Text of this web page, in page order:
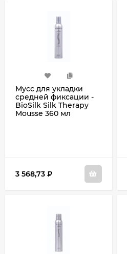
Мусс для укладки
средней фиксации -
BioSilk Silk Therapy
Mousse 360 мл
3 568,73 ₽